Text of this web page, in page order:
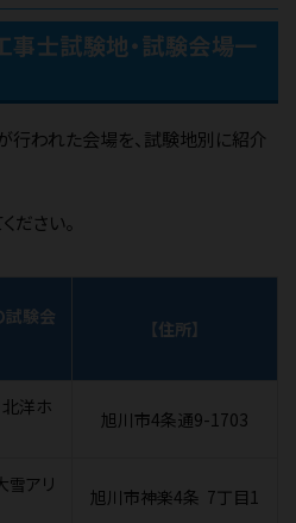
士試験地・試験会場一
われた会場を、試験地別に紹介
ださい。
試験会
【住所】
洋ホ
旭川市4条通9-1703
雪アリ
旭川市神楽4条 7丁目1